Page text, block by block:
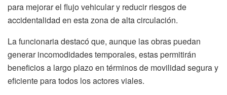
para mejorar el flujo vehicular y reducir riesgos de
accidentalidad en esta zona de alta circulación.
La funcionaria destacó que, aunque las obras puedan
generar incomodidades temporales, estas permitirán
beneficios a largo plazo en términos de movilidad segura y
eficiente para todos los actores viales.